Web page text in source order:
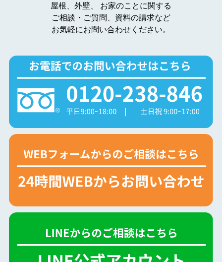
屋根、外壁、
お家のことに関する
ご相談・ご質問、資料の請求など
お気軽にお問い合わせください。